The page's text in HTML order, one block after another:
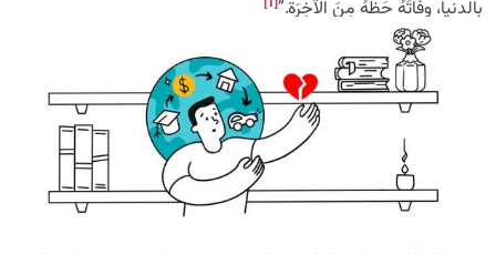
بالدنيا، وفاتَهُ حَظُّهُ مِنَ الآخِرَة.”